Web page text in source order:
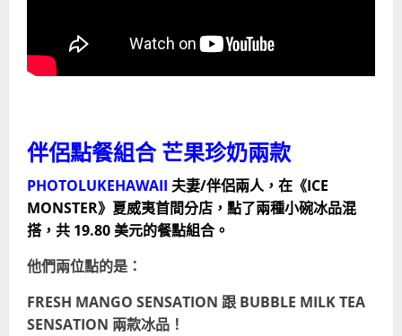
伴侶點餐組合 芒果珍奶兩款
PHOTOLUKEHAWAII 夫妻/伴侶兩人，在《ICE
MONSTER》夏威夷首間分店，點了兩種小碗冰品混
搭，共 19.80 美元的餐點組合。
他們兩位點的是：
FRESH MANGO SENSATION 跟 BUBBLE MILK TEA
SENSATION 兩款冰品！